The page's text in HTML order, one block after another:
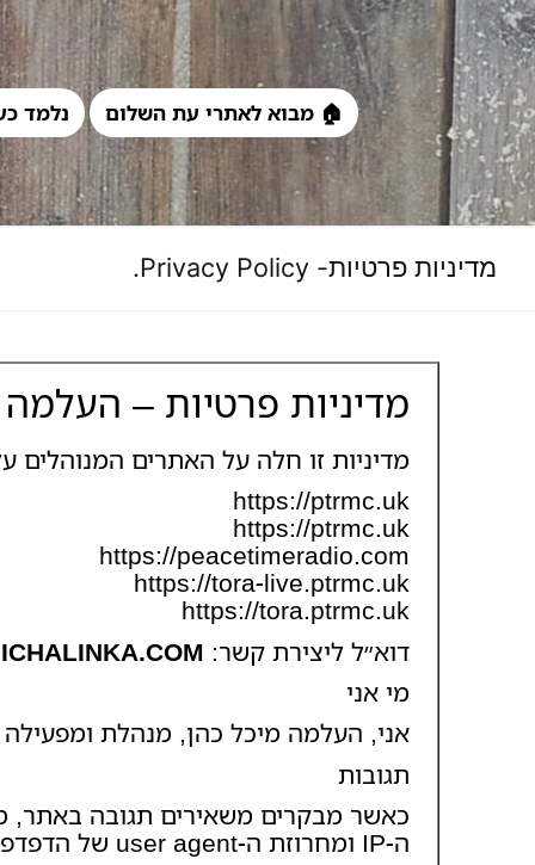
דלג
לתוכן
🏠 מבוא לאתרי עת השלום נלמד
מדיניות פרטיות- Privacy Policy.
מדיניות פרטיות –
מדיניות זו חלה על האתרים המנוהלים
https://ptrmc.uk
https://ptrmc.uk
https://peacetimeradio.com
https://tora-live.ptrmc.uk
https://tora.ptrmc.uk
דוא״ל ליצירת קשר:
מי אני
אני, העלמה מיכל כהן, מנהלת
תגובות
כאשר מבקרים משאירים תגובה באתר,
ה‑IP ומחרוזת ה‑user agent של הדפדפן לצורך זיהוי תגובות זבל. אני עצמי אינני אוספת מידע זה באופן יזום.